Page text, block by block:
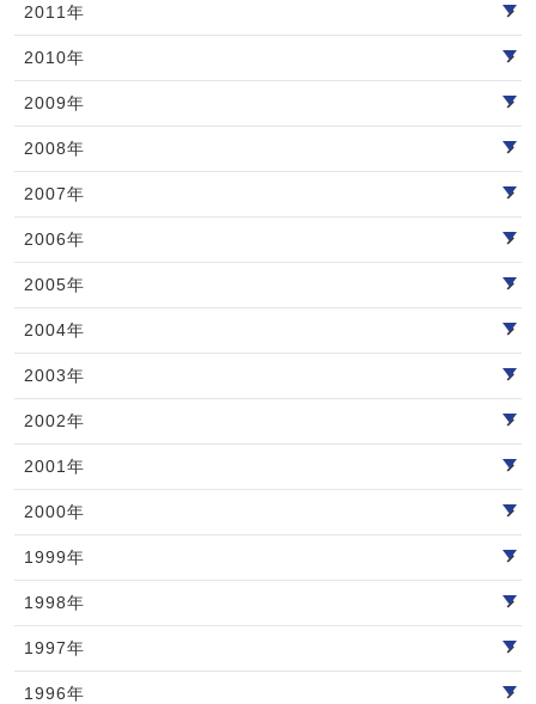
2011年
2010年
2009年
2008年
2007年
2006年
2005年
2004年
2003年
2002年
2001年
2000年
1999年
1998年
1997年
1996年